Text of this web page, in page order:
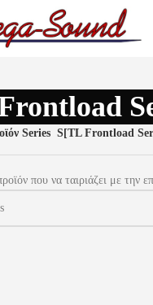
Series S[TL Frontload
που να ταιριάζει με την